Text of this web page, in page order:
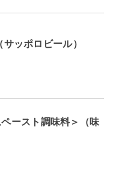
ッポロビール）
ースト調味料＞（味